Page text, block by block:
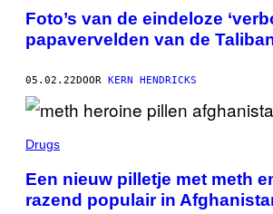
Foto’s van de eindeloze
papavervelden van de
05.02.22DOOR KERN HENDRICKS
Drugs
Een nieuw pilletje met meth
razend populair in